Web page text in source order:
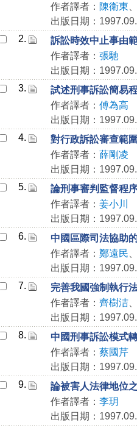
作者譯者： 陳衛東
出版日期：
2.
訴訟時效中止事由
作者譯者： 張馳
出版日期：
3.
試述刑事訴訟簡易
作者譯者： 傅為高
出版日期：
4.
對行政訴訟審查範
作者譯者： 薛剛凌
出版日期：
5.
論刑事審判監督程
作者譯者： 姜小川
出版日期：
6.
中國區際司法協助
作者譯者： 鄭遠民
出版日期：
7.
完善我國強制執行
作者譯者： 齊樹洁
出版日期：
8.
中國刑事訴訟模式
作者譯者： 蔡國芹
出版日期：
9.
論被害人法律地位
作者譯者： 李玥
出版日期：